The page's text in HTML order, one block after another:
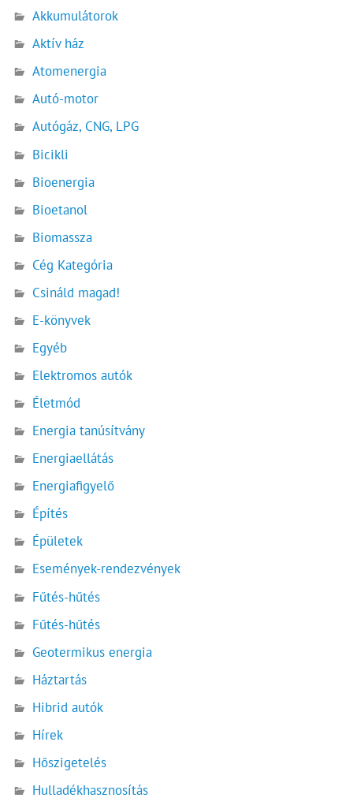
Akkumulátorok
Aktív ház
Atomenergia
Autó-motor
Autógáz, CNG, LPG
Bicikli
Bioenergia
Bioetanol
Biomassza
Cég Kategória
Csináld magad!
E-könyvek
Egyéb
Elektromos autók
Életmód
Energia tanúsítvány
Energiaellátás
Energiafigyelő
Építés
Épületek
Események-rendezvények
Fűtés-hűtés
Fűtés-hűtés
Geotermikus energia
Háztartás
Hibrid autók
Hírek
Hőszigetelés
Hulladékhasznosítás